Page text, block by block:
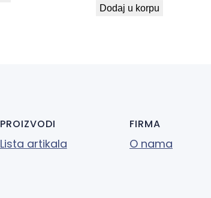
Dodaj u korpu
PROIZVODI
Lista artikala
FIRMA
O nama